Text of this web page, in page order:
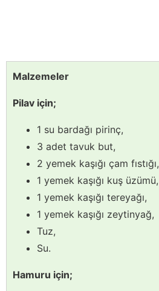
Malzemeler
Pilav için;
1 su bardağı pirinç,
3 adet tavuk but,
2 yemek kaşığı çam fıstığı,
1 yemek kaşığı kuş üzümü,
1 yemek kaşığı tereyağı,
1 yemek kaşığı zeytinyağ,
Tuz,
Su.
Hamuru için;